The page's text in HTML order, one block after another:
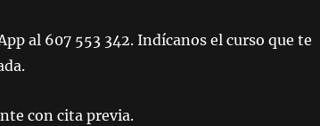
al 607 553 342. Indícanos el curso que te
con cita previa.